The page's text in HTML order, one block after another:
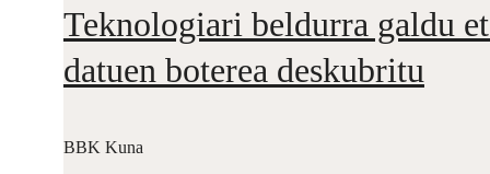
Teknologiari beldurra galdu
datuen boterea deskubritu
BBK Kuna